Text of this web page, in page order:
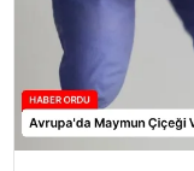
SPOR
YAŞAM